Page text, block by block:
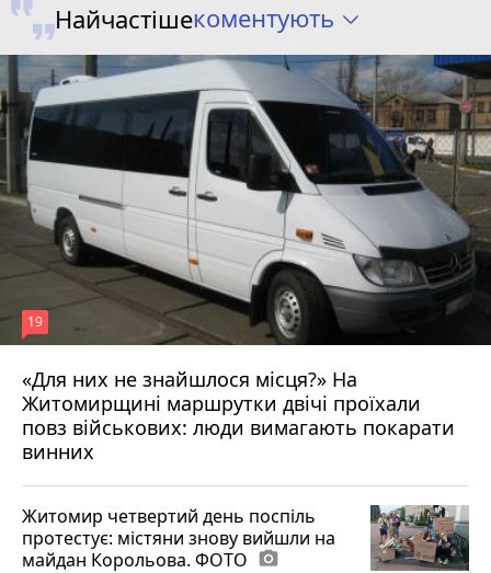
Найчастішекоментують
«Для них не знайшлося місця?» На
Житомирщині маршрутки двічі проїхали
повз військових: люди вимагають покарати
винних
19
17 липня 2026 р.
Житомир четвертий день поспіль
протестує: містяни знову вийшли на
майдан Корольова. ФОТО photo_camera